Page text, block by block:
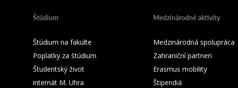
Štúdium
Štúdium na fakulte
Poplatky za štúdium
Študentský život
internát M. Uhra
Medzinárodné aktivity
Medzinárodná spolupráca
Zahraniční partneri
Erasmus mobility
Štipendiá